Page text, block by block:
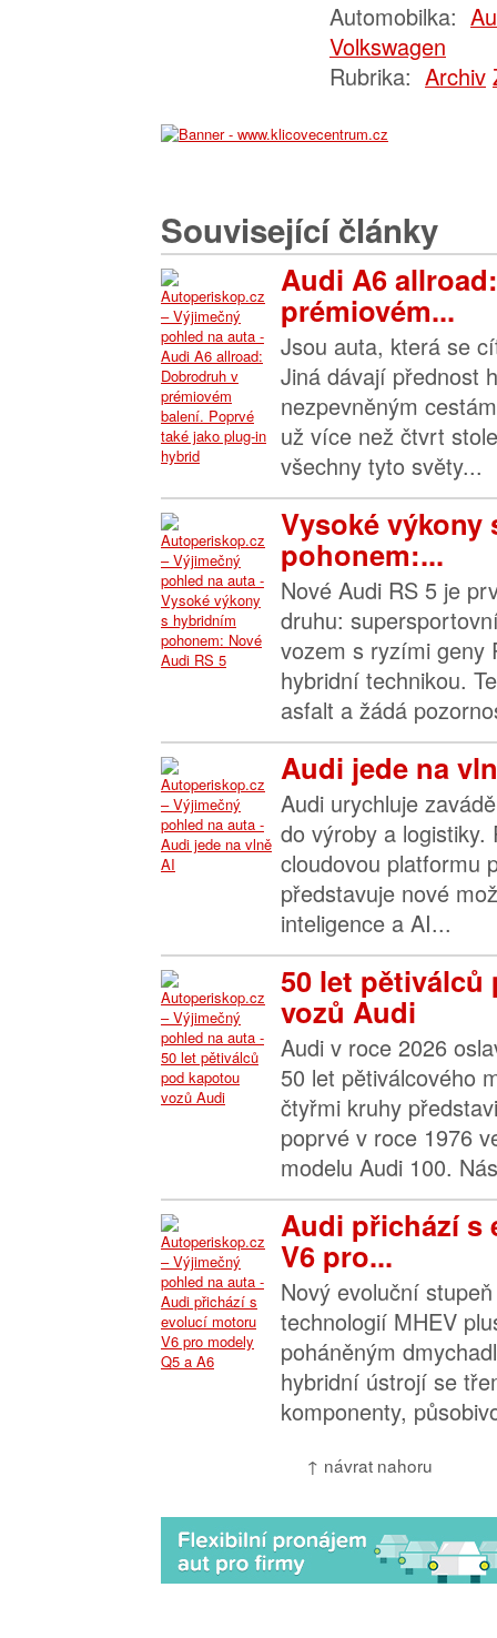
Automobilka:
Volkswagen
Rubrika: Archiv
Související články
Audi A6
prémiovém...
Jsou auta, která se
Jiná dávají přednost
nezpevněným
už více než čtvrt
všechny tyto světy...
Vysoké výkony
pohonem:...
Nové Audi RS 5 je
druhu:
vozem s ryzími geny
hybridní technikou.
asfalt a žádá
Audi jede na
Audi urychluje
do výroby a
cloudovou platformu
představuje nové
inteligence a AI...
50 let
vozů Audi
Audi v roce 2026
50 let pětiválcového
čtyřmi kruhy
poprvé v roce 1976
modelu Audi 100.
Audi přichází s
V6 pro...
Nový evoluční
technologií MHEV
poháněným
hybridní ústrojí se
komponenty,
↑ návrat nahoru